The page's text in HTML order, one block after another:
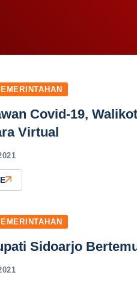
Covid-19,
Virtual
Sidoarjo